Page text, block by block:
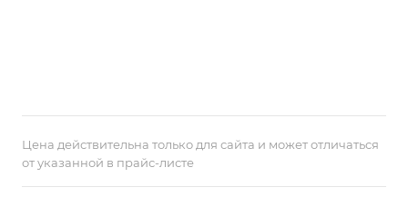
Цена действительна только для сайта и может отличаться
от указанной в прайс-листе